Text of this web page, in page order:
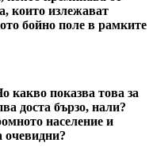
които излежават
бойно поле в рамките
показва това за
доста бързо, нали?
население и
очевидни?